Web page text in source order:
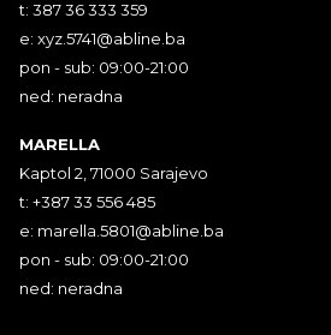
t: 387 36 333 359
e: xyz.5741@abline.ba
pon - sub: 09:00-21:00
ned: neradna
MARELLA
Kaptol 2, 71000 Sarajevo
t: +387 33 556 485
e: marella.5801@abline.ba
pon - sub: 09:00-21:00
ned: neradna